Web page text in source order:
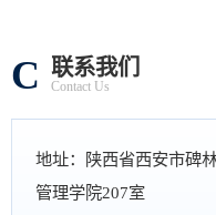
C 联系我们
Contact Us
地址：陕西省西安市碑
管理学院207室